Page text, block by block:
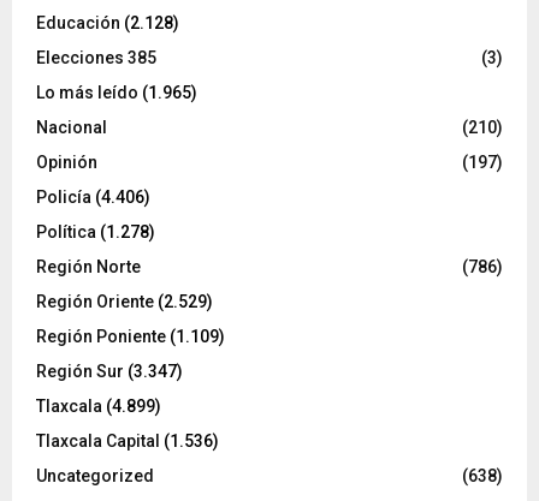
Educación (2.128)
Elecciones 385
(3)
Lo más leído (1.965)
Nacional
(210)
Opinión
(197)
Policía (4.406)
Política (1.278)
Región Norte
(786)
Región Oriente (2.529)
Región Poniente (1.109)
Región Sur (3.347)
Tlaxcala (4.899)
Tlaxcala Capital (1.536)
Uncategorized
(638)